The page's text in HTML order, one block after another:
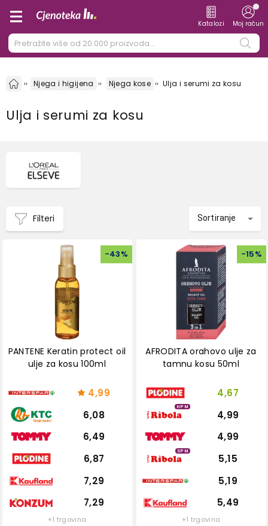
Katalozi Moj račun
Njega i higijena Njega kose Ulja i serumi za kosu
Ulja i serumi za kosu
Filteri Sortiranje
-43%
PANTENE Keratin protect oil
ulje za kosu 100ml
4,99
6,08
6,49
6,87
7,29
7,29
+1 trgovina
-15%
AFRODITA orahovo ulje za
tamnu kosu 50ml
4,67
HPM
4,99
4,99
SPM
5,15
5,19
5,49
+1 trgovina